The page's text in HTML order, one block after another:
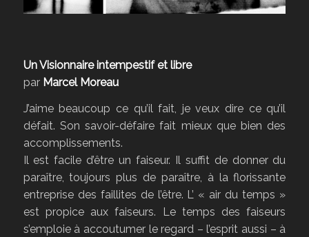
Un Visionnaire intempestif et libre
par Marcel Moreau
J’aime beaucoup ce qu’il fait, je veux dire ce qu’il
défait. Son savoir-défaire fait mieux que bien des
accomplissements.
Il est facile d’être un faiseur. Il suffit de donner du
paraître, toujours plus de paraître, à la florissante
entreprise des faillites de l’être. L’ « air du temps »
est propice aux faiseurs. Le temps des faiseurs
s’emploie à accoutumer le regard – l’esprit aussi – à